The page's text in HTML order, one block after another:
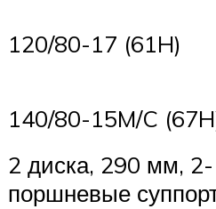
120/80-17 (61H)
140/80-15M/C
2 диска, 290 мм, 2-
поршневые